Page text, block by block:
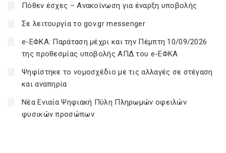
Πόθεν έσχες – Ανακοίνωση για έναρξη υποβολής
Σε λειτουργία το gov.gr messenger
e-ΕΦΚΑ: Παράταση μέχρι και την Πέμπτη 10/09/2026
της προθεσμίας υποβολής ΑΠΔ του e-ΕΦΚΑ
Ψηφίστηκε το νομοσχέδιο με τις αλλαγές σε στέγαση
και αναπηρία
Νέα Ενιαία Ψηφιακή Πύλη Πληρωμών οφειλών
φυσικών προσώπων